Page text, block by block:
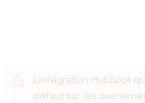
L’intégration HubSpot
défaut sur les